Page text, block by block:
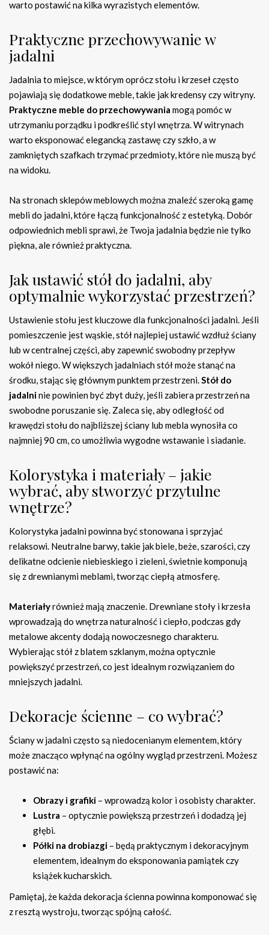
warto postawić na kilka wyrazistych elementów.
Praktyczne przechowywanie w
jadalni
Jadalnia to miejsce, w którym oprócz stołu i krzeseł często
pojawiają się dodatkowe meble, takie jak kredensy czy witryny.
Praktyczne meble do przechowywania mogą pomóc w
utrzymaniu porządku i podkreślić styl wnętrza. W witrynach
warto eksponować elegancką zastawę czy szkło, a w
zamkniętych szafkach trzymać przedmioty, które nie muszą być
na widoku.
Na stronach sklepów meblowych można znaleźć szeroką gamę
mebli do jadalni, które łączą funkcjonalność z estetyką. Dobór
odpowiednich mebli sprawi, że Twoja jadalnia będzie nie tylko
piękna, ale również praktyczna.
Jak ustawić stół do jadalni, aby
optymalnie wykorzystać przestrzeń?
Ustawienie stołu jest kluczowe dla funkcjonalności jadalni. Jeśli
pomieszczenie jest wąskie, stół najlepiej ustawić wzdłuż ściany
lub w centralnej części, aby zapewnić swobodny przepływ
wokół niego. W większych jadalniach stół może stanąć na
środku, stając się głównym punktem przestrzeni.Stół do
jadalninie powinien być zbyt duży, jeśli zabiera przestrzeń na
swobodne poruszanie się. Zaleca się, aby odległość od
krawędzi stołu do najbliższej ściany lub mebla wynosiła co
najmniej 90 cm, co umożliwia wygodne wstawanie i siadanie.
Kolorystyka i materiały – jakie
wybrać, aby stworzyć przytulne
wnętrze?
Kolorystyka jadalni powinna być stonowana i sprzyjać
relaksowi. Neutralne barwy, takie jak biele, beże, szarości, czy
delikatne odcienie niebieskiego i zieleni, świetnie komponują
się z drewnianymi meblami, tworząc ciepłą atmosferę.
Materiałyrównież mają znaczenie. Drewniane stoły i krzesła
wprowadzają do wnętrza naturalność i ciepło, podczas gdy
metalowe akcenty dodają nowoczesnego charakteru.
Wybierając stół z blatem szklanym, można optycznie
powiększyć przestrzeń, co jest idealnym rozwiązaniem do
mniejszych jadalni.
Dekoracje ścienne – co wybrać?
Ściany w jadalni często są niedocenianym elementem, który
może znacząco wpłynąć na ogólny wygląd przestrzeni. Możesz
postawić na:
Obrazy i grafiki – wprowadzą kolor i osobisty charakter.
Lustra – optycznie powiększą przestrzeń i dodadzą jej
głębi.
Półki na drobiazgi – będą praktycznym i dekoracyjnym
elementem, idealnym do eksponowania pamiątek czy
książek kucharskich.
Pamiętaj, że każda dekoracja ścienna powinna komponować się
z resztą wystroju, tworząc spójną całość.